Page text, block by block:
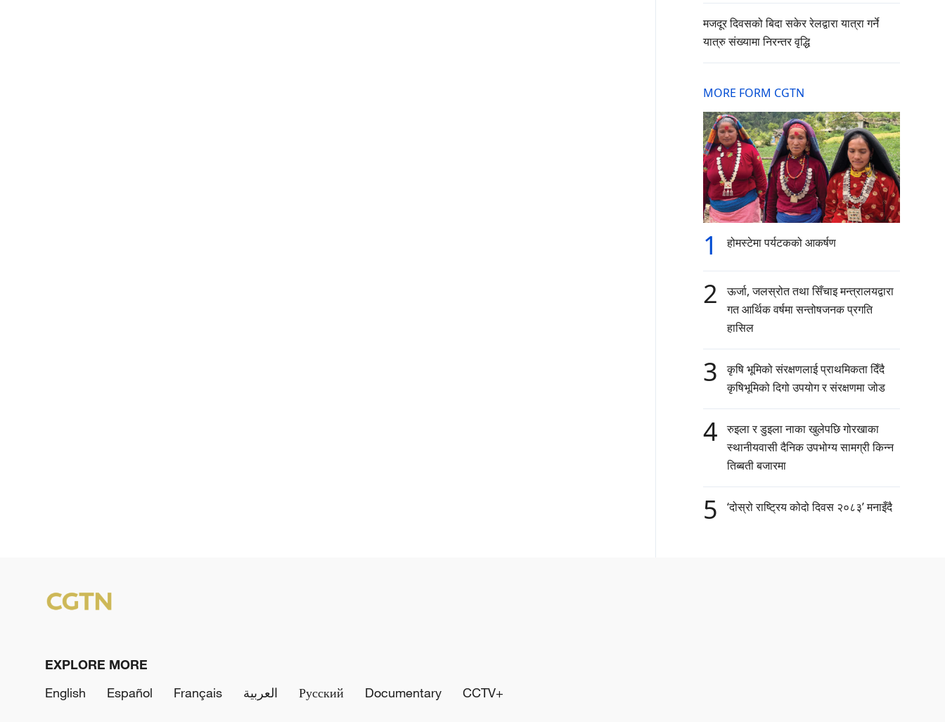
मजदूर दिवसको बिदा सकेर रेलद्वारा यात्रा गर्ने
यात्रु संख्यामा निरन्तर वृद्धि
MORE FORM CGTN
1 होमस्टेमा पर्यटकको आकर्षण
2
ऊर्जा, जलस्रोत तथा सिँचाइ मन्त्रालयद्वारा
गत आर्थिक वर्षमा सन्तोषजनक प्रगति
हासिल
3
कृषि भूमिको संरक्षणलाई प्राथमिकता दिँदै
कृषिभूमिको दिगो उपयोग र संरक्षणमा जोड
4
रुइला र डुइला नाका खुलेपछि गोरखाका
स्थानीयवासी दैनिक उपभोग्य सामग्री किन्न
तिब्बती बजारमा
5 ‘दोस्रो राष्ट्रिय कोदो दिवस २०८३’ मनाइँदै
EXPLORE MORE
English
Español Français العربية Русский Documentary CCTV+